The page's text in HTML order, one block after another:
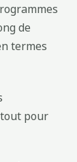
de
termes
pour